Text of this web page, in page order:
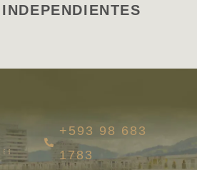
+593 98 683
1783